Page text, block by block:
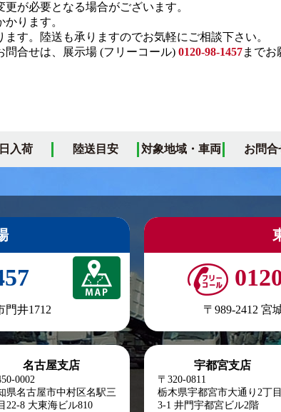
が必要となる場合がございます。
かります。
ます。陸送も承りますのでお気軽にご相談下さい。
問合せは、展示場 (フリーコール) 0120-98-1457までお
入荷 陸送目安 対象地域・車両 お問合
門井1712 〒989-2412 宮
名古屋支店
0002
県名古屋市中村区名駅三
22-8 大東海ビル810
宇都宮支店
〒320-0811
栃木県宇都宮市大通り2丁目
3-1 井門宇都宮ビル2階